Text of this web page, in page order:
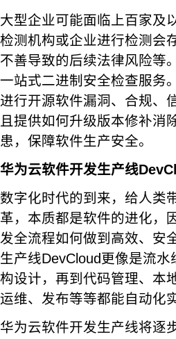
大型企业可能面临上百家及
检测机构或企业进行检测会
不善导致的后续法律风险等
一站式二进制安全检查服务
进行开源软件漏洞、合规、
且提供如何升级版本修补消
患，保障软件生产安全。
华为云软件开发生产线
数字化时代的到来，给人类
革，本质都是软件的进化，
发全流程如何做到高效、安
生产线DevCloud更像是流
构设计，再到代码管理、本
运维、发布等等都能自动化
华为云软件开发生产线将逐